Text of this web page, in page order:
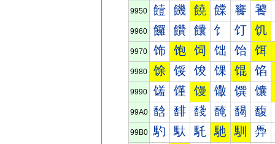
9950 饐 饑 饒 饓 饔 饕
9960 饠 饡 饢 饣 饤 饥
9970 饰 饱 饲 饳 饴 饵
9980 馀 馁 馂 馃 馄 馅
9990 馐 馑 馒 馓 馔 馕
99A0 馠 馡 馢 馣 馤 馥
99B0 馰 馱 馲 馳 馴 馵